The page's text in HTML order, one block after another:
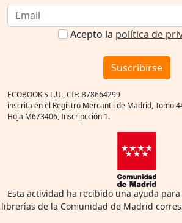
Acepto la política de
Suscribirse
ECOBOOK S.L.U., CIF: B78664299
inscrita en el Registro Mercantil de Madrid, Tomo
Hoja M673406, Inscripcción 1.
Esta actividad ha recibido una ayuda
librerías de la Comunidad de Madrid